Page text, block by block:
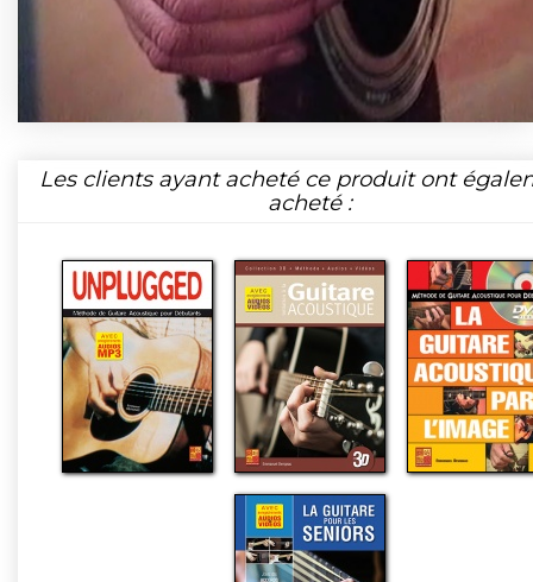
Les clients ayant acheté ce produit ont
acheté :